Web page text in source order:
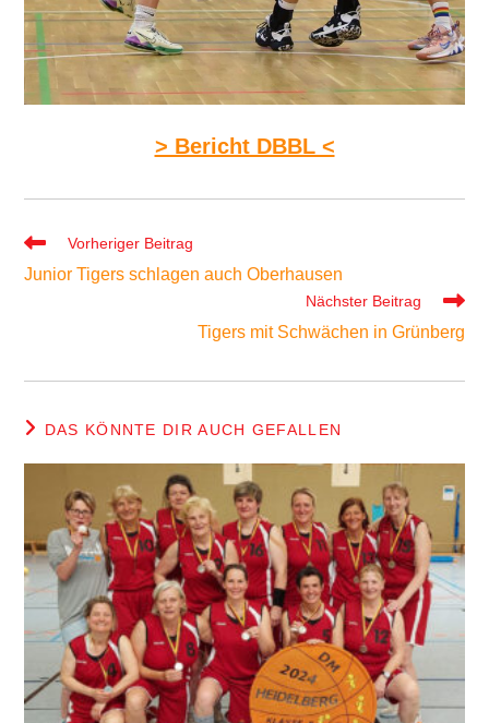
> Bericht DBBL <
Weitere
ansehen
Vorheriger Beitrag
Junior Tigers schlagen auch Oberhausen
Nächster Beitrag
Tigers mit Schwächen in Grünberg
DAS KÖNNTE DIR AUCH GEFALLEN